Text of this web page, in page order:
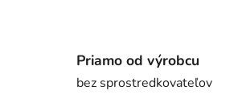
Priamo od výrobcu
bez sprostredkovateľov